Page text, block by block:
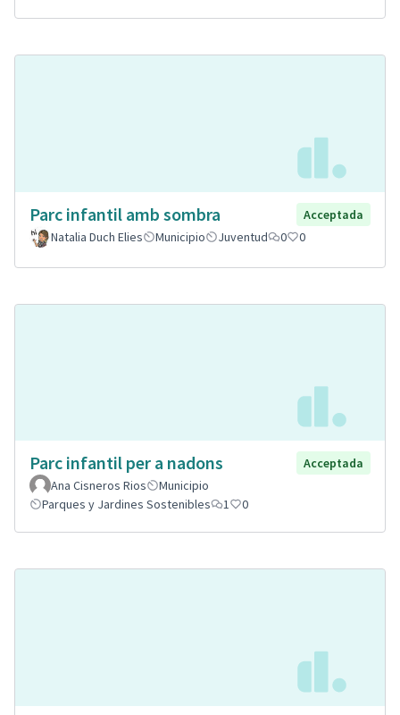
Parc infantil amb sombra
Acceptada
Natalia Duch Elies
Municipio Juventud 0 0
Parc infantil per a nadons
Acceptada
Ana Cisneros Rios
Municipio
Parques y Jardines Sostenibles
1 0